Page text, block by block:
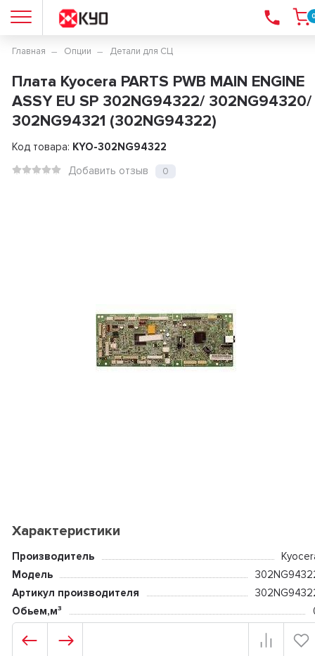
Главная Опции Детали для СЦ
Плата Kyocera PARTS PWB MAIN ENGINE
ASSY EU SP 302NG94322/ 302NG94320/
302NG94321 (302NG94322)
Код товара: KYO-302NG94322
Добавить отзыв
0
Характеристики
Производитель
Модель
Артикул производителя
Обьем,м³